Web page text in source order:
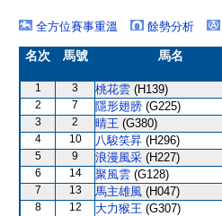
全方位賽事重溫 餘勢分析
名次 馬號 馬名
1 3 桃花雲 (H139)
2
7 隱形翅膀 (G225)
3
2 晴王 (G380)
4
10 八駿笑昇 (H296)
5
9 浪漫風采 (H227)
6
14 聚風雲 (G128)
7
13 馬主雄風 (H047)
8
12 大力猴王 (G307)